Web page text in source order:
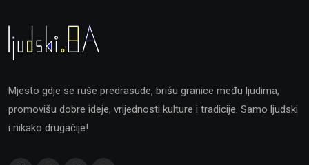
Mjesto gdje se ruše predrasude, brišu granice među ljudima,
promovišu dobre ideje, vrijednosti kulture i tradicije. Samo ljudski
i nikako drugačije!